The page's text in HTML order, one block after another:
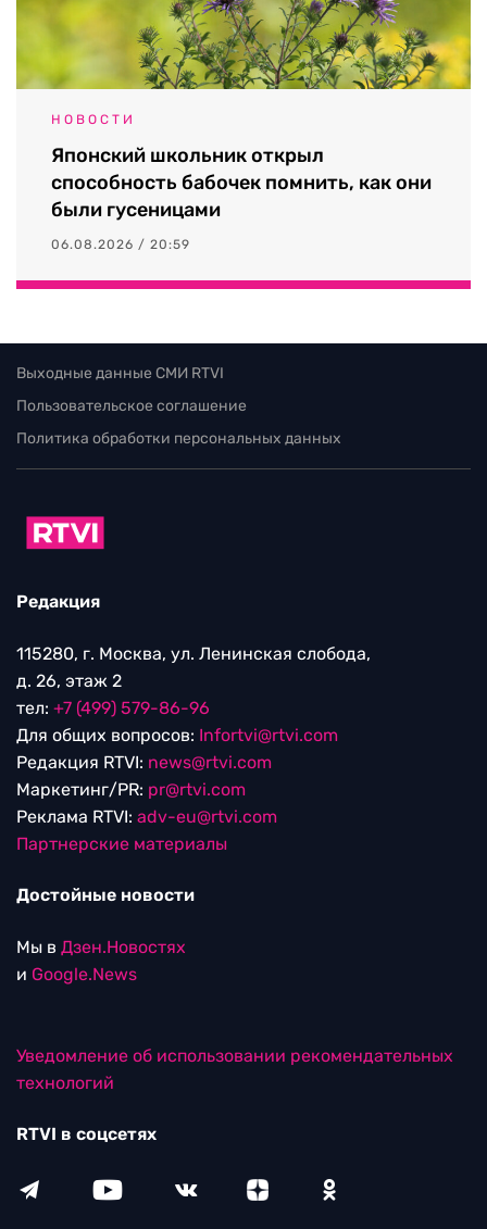
НОВОСТИ
Японский школьник открыл
способность бабочек помнить, как они
были гусеницами
06.08.2026 / 20:59
Выходные данные СМИ RTVI
Пользовательское соглашение
Политика обработки персональных данных
Редакция
115280, г. Москва, ул. Ленинская слобода,
д. 26, этаж 2
тел: +7 (499) 579-86-96
Для общих вопросов: Infortvi@rtvi.com
Редакция RTVI: news@rtvi.com
Маркетинг/PR: pr@rtvi.com
Реклама RTVI: adv-eu@rtvi.com
Партнерские материалы
Достойные новости
Мы в Дзен.Новостях
и Google.News
Уведомление об использовании рекомендательных
технологий
RTVI в соцсетях